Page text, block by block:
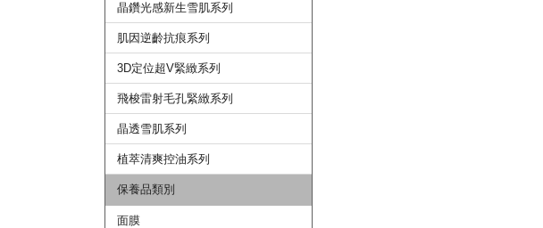
晶鑽光感新生雪肌系列
肌因逆齡抗痕系列
3D定位超V緊緻系列
飛梭雷射毛孔緊緻系列
晶透雪肌系列
植萃清爽控油系列
保養品類別
面膜